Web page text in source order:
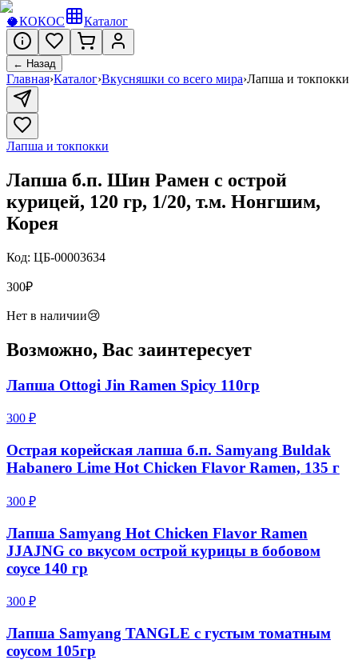
🥥КОКОС Каталог
← Назад
Главная›Каталог›Вкусняшки со всего мира›Лапша и токпокки
Лапша и токпокки
Лапша б.п. Шин Рамен с острой
курицей, 120 гр, 1/20, т.м. Нонгшим,
Корея
Код: ЦБ-00003634
300₽
Нет в наличии😢
Возможно, Вас заинтересует
Лапша Ottogi Jin Ramen Spicy 110гр
300 ₽
Острая корейская лапша б.п. Samyang Buldak
Habanero Lime Hot Chicken Flavor Ramen, 135 г
300 ₽
Лапша Samyang Hot Chicken Flavor Ramen
JJAJNG со вкусом острой курицы в бобовом
соусе 140 гр
300 ₽
Лапша Samyang TANGLE с густым томатным
соусом 105гр